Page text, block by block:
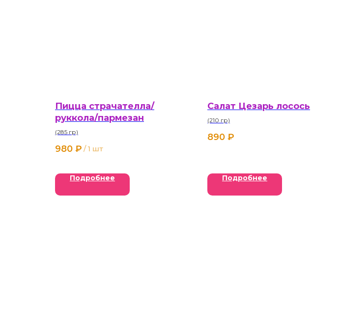
Пицца страчателла/
руккола/пармезан
(285 гр)
980 ₽ / 1 шт
Подробнее
Салат Цезарь лосось
(210 гр)
890 ₽
Подробнее